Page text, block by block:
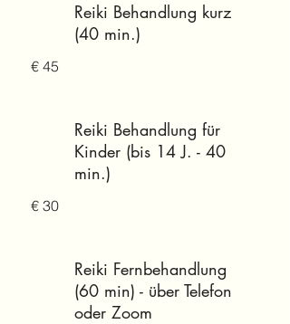
Reiki Behandlung kurz
(40 min.)
€ 45
Reiki Behandlung für
Kinder (bis 14 J. - 40
min.)
€ 30
Reiki Fernbehandlung
(60 min) - über Telefon
oder Zoom